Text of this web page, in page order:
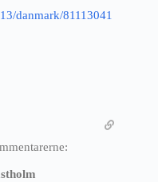
danmark/81113041